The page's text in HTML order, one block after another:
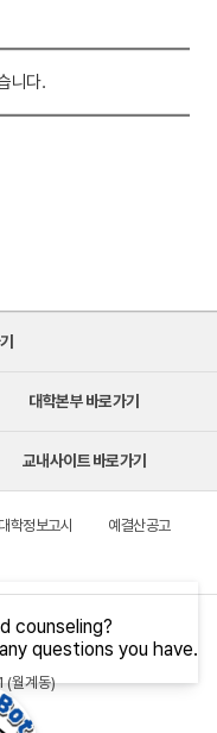
니다.
대학본부 바로가기
교내사이트 바로가기
대학정보고시
예결산공고
(월계동)